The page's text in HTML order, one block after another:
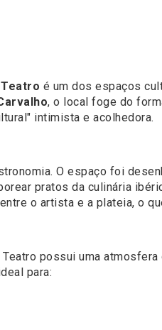
Teatro é um dos espaços
, o local foge do
intimista e acolhedora.
O espaço foi
pratos da culinária
o artista e a plateia, o
possui uma
para: